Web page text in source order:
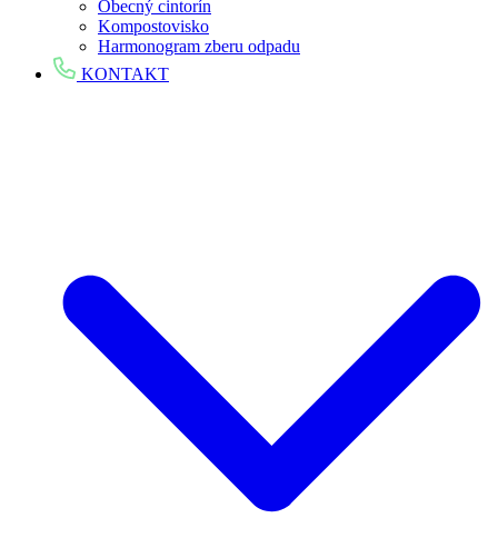
Obecný cintorín
Kompostovisko
Harmonogram zberu odpadu
KONTAKT